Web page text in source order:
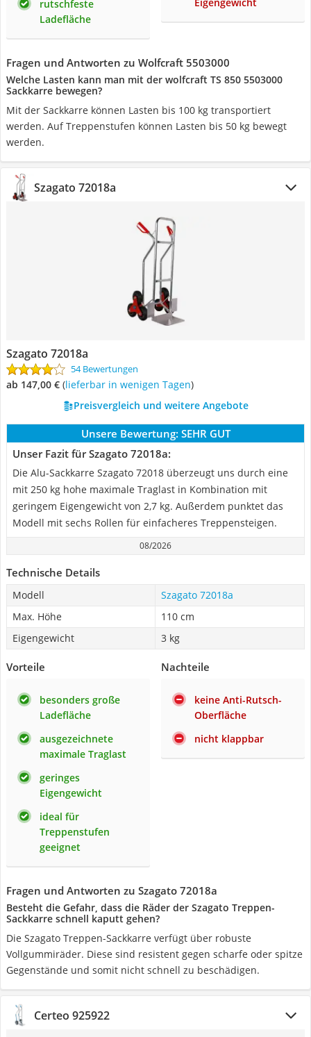
rutschfeste
Ladefläche
Fragen und Antworten zu Wolfcraft 5503000
Welche Lasten kann man mit der wolfcraft TS 850 5503000
Sackkarre bewegen?
Mit der Sackkarre können Lasten bis 100 kg transportiert
werden. Auf Treppenstufen können Lasten bis 50 kg bewegt
werden.
Szagato 72018a
Szagato 72018a
54 Bewertungen
ab 147,00 € ( Lieferbar in wenigen Tagen)
Preisvergleich und weitere Angebote
Unsere Bewertung: SEHR GUT
Unser Fazit für Szagato 72018a:
Die Alu-Sackkarre Szagato 72018 überzeugt uns durch eine
mit 250 kg hohe maximale Traglast in Kombination mit
geringem Eigengewicht von 2,7 kg. Außerdem punktet das
Modell mit sechs Rollen für einfacheres Treppensteigen.
08/2026
Technische Details
Modell
Szagato 72018a
Max. Höhe
110 cm
Eigengewicht
3 kg
Vorteile
besonders große
Ladefläche
ausgezeichnete
maximale Traglast
geringes
Eigengewicht
ideal für
Treppenstufen
geeignet
Nachteile
keine Anti-Rutsch-
Oberfläche
nicht klappbar
Fragen und Antworten zu Szagato 72018a
Besteht die Gefahr, dass die Räder der Szagato Treppen-
Sackkarre schnell kaputt gehen?
Die Szagato Treppen-Sackkarre verfügt über robuste
Vollgummiräder. Diese sind resistent gegen scharfe oder spitze
Gegenstände und somit nicht schnell zu beschädigen.
Certeo 925922